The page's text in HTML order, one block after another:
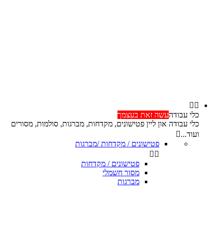
 
כלי עבודהעשה זאת בעצמך
כלי עבודה און ליין פטישונים, מקדחות, מברגות, סולמות, מסורים
ועוד...
פטישונים / מקדחות /מברגות
 
פטישונים / מקדחות
מסור חשמלי
מברגות